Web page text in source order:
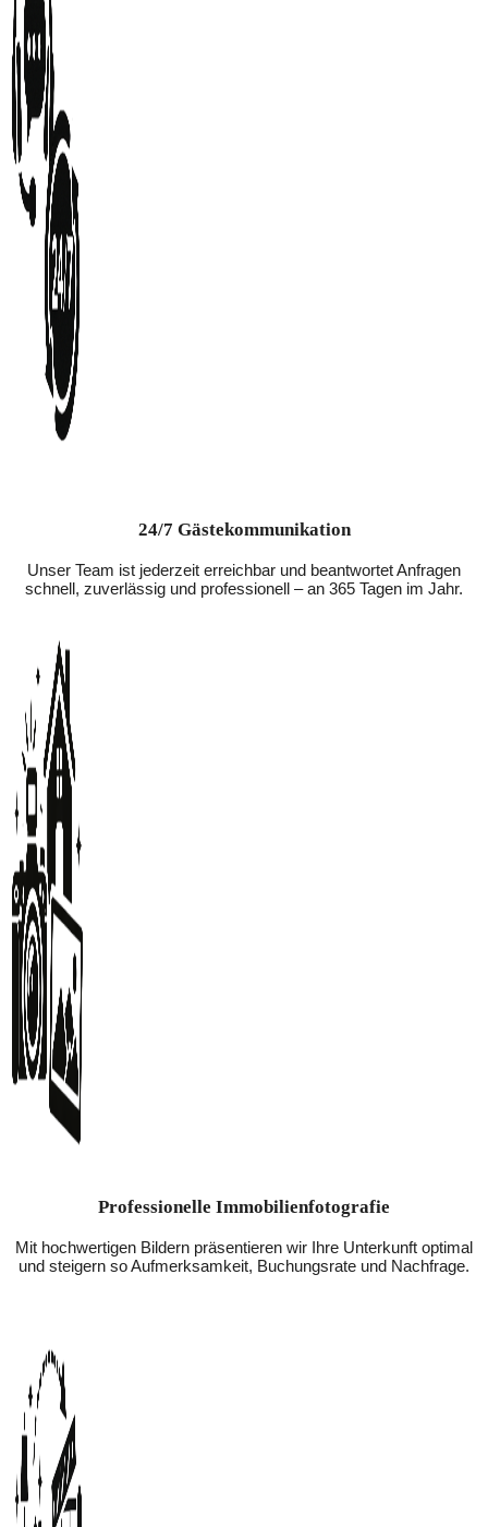
24/7 Gästekommunikation
Unser Team ist jederzeit erreichbar und beantwortet Anfragen
schnell, zuverlässig und professionell – an 365 Tagen im Jahr.
Professionelle Immobilienfotografie
Mit hochwertigen Bildern präsentieren wir Ihre Unterkunft optimal
und steigern so Aufmerksamkeit, Buchungsrate und Nachfrage.